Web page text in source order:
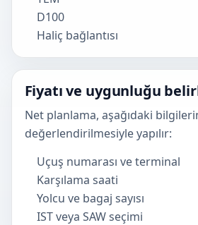
D100
Haliç bağlantısı
Fiyatı ve uygunluğu
Net planlama, aşağıdaki
değerlendirilmesiyle yapılır:
Uçuş numarası ve terminal
Karşılama saati
Yolcu ve bagaj sayısı
IST veya SAW seçimi